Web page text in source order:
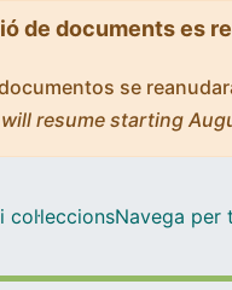
de documents es
se
resume starting
Navega per